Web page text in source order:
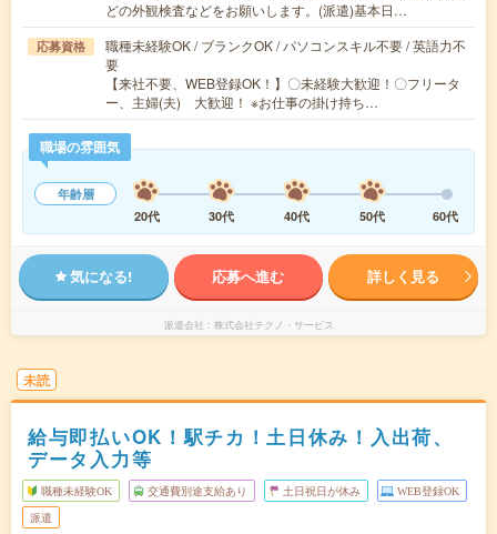
どの外観検査などをお願いします。(派遣)基本日…
応募資格
職種未経験OK / ブランクOK / パソコンスキル不要 / 英語力不
要
【来社不要、WEB登録OK！】〇未経験大歓迎！〇フリータ
ー、主婦(夫) 大歓迎！ ※お仕事の掛け持ち…
職場の雰囲気
年齢層
20代
30代 40代 50代 60代
気になる! 応募へ進む 詳しく見る
派遣会社 株式会社テクノ・サービス
未読
給与即払いOK！駅チカ！土日休み！入出荷、
データ入力等
職種未経験OK 交通費別途支給あり 土日祝日が休み WEB登録OK
派遣